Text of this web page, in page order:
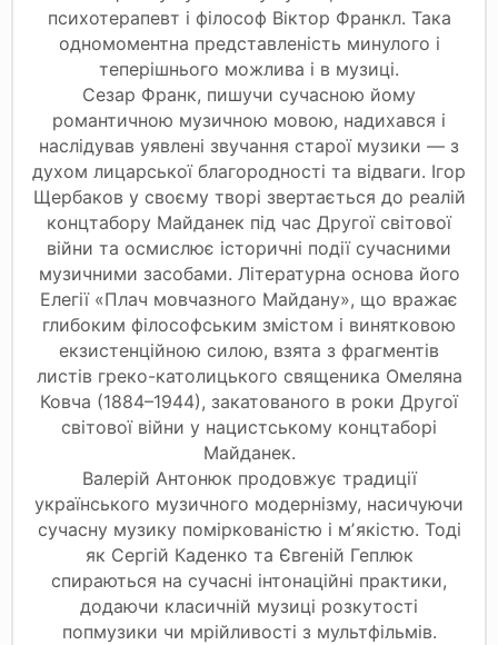
психотерапевт і філософ Віктор Франкл. Така
одномоментна представленість минулого і
теперішнього можлива і в музиці.
Сезар Франк, пишучи сучасною йому
романтичною музичною мовою, надихався і
наслідував уявлені звучання старої музики — з
духом лицарської благородності та відваги. Ігор
Щербаков у своєму творі звертається до реалій
концтабору Майданек під час Другої світової
війни та осмислює історичні події сучасними
музичними засобами. Літературна основа його
Елегії «Плач мовчазного Майдану», що вражає
глибоким філософським змістом і винятковою
екзистенційною силою, взята з фрагментів
листів греко-католицького священика Омеляна
Ковча (1884–1944), закатованого в роки Другої
світової війни у нацистському концтаборі
Майданек.
Валерій Антонюк продовжує традиції
українського музичного модернізму, насичуючи
сучасну музику поміркованістю і мʼякістю. Тоді
як Сергій Каденко та Євгеній Геплюк
спираються на сучасні інтонаційні практики,
додаючи класичній музиці розкутості
попмузики чи мрійливості з мультфільмів.